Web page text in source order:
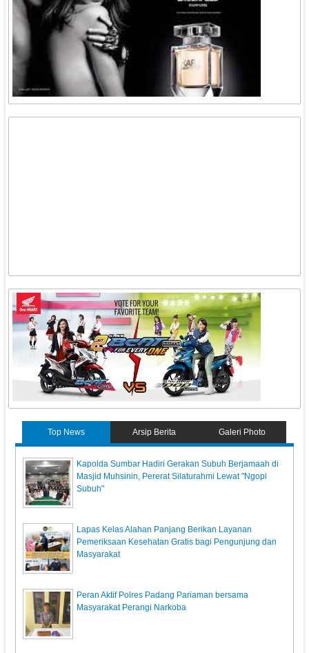
Top News Arsip Berita Galeri Photo
Kapolda Sumbar Hadiri Gerakan Subuh Berjamaah di
Masjid Muhsinin, Pererat Silaturahmi Lewat "Ngopi
Subuh"
Lapas Kelas Alahan Panjang Berikan Layanan
Pemeriksaan Kesehatan Gratis bagi Pengunjung dan
Masyarakat
Peran Aktif Polres Padang Pariaman bersama
Masyarakat Perangi Narkoba